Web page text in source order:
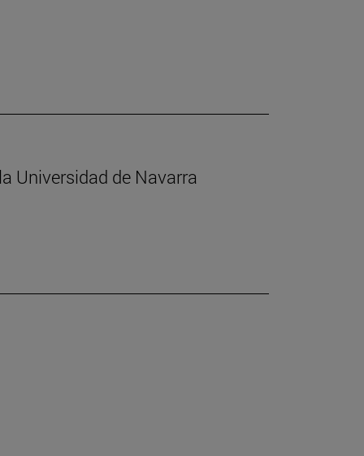
Universidad de Navarra